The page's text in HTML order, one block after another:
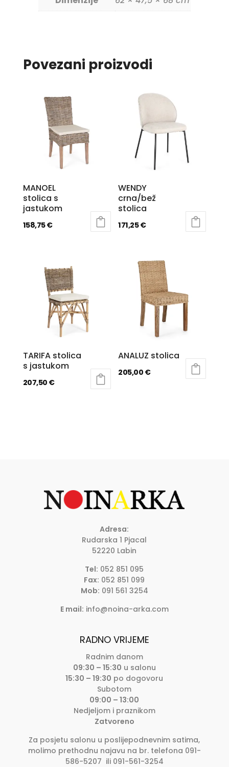
Povezani proizvodi
MANOEL
stolica s
jastukom
158,75€
WENDY
crna/bež
stolica
171,25€
TARIFA stolica
s jastukom
207,50 €
ANALUZ stolica
205,00 €
Adresa:
Rudarska 1 Pjacal
52220 Labin
Tel: 052 851 095
Fax: 052 851 099
Mob: 091 561 3254
E mail: info@noina-arka.com
RADNO VRIJEME
Radnim danom
09:30 – 15:30 u salonu
15:30 – 19:30 po dogovoru
Subotom
09:00 – 13:00
Nedjeljom i praznikom
Zatvoreno
Za posjetu salonu u poslijepodnevnim satima,
molimo prethodnu najavu na br. telefona 091-
586-5207 ili 091-561-3254